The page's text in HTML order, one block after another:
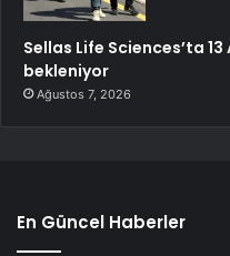
Sellas Life Sciences’ta
bekleniyor
Ağustos 7, 2026
En Güncel Haberler